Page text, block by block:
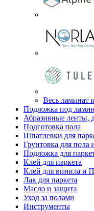
Весь ламинат
Подложка под
Абразивные ленты,
Подготовка пола
Шпатлевки для
Грунтовка для пола
Подложка для
Клей для паркета
Клей для винила и
Лак для паркета
Масло и защита
Уход за полами
Инструменты